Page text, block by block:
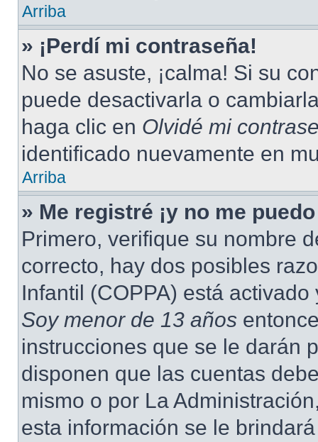
Arriba
» ¡Perdí mi contraseña!
No se asuste, ¡calma! Si su
puede desactivarla o
haga clic en Olvidé mi
identificado nuevamente en
Arriba
» Me registré ¡y no me
Primero, verifique su nombre
correcto, hay dos posibles
Infantil (COPPA) está
Soy menor de 13 años
instrucciones que se le darán
disponen que las cuentas
mismo o por La
esta información se le